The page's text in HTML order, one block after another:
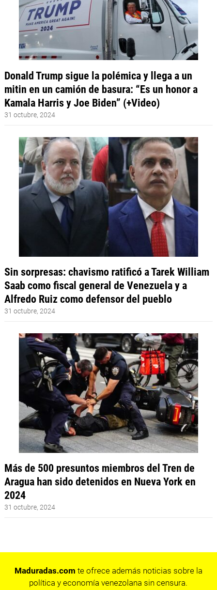
Donald Trump sigue la polémica y llega a un
mitin en un camión de basura: “Es un honor a
Kamala Harris y Joe Biden” (+Video)
31 octubre, 2024
Sin sorpresas: chavismo ratificó a Tarek William
Saab como fiscal general de Venezuela y a
Alfredo Ruiz como defensor del pueblo
31 octubre, 2024
Más de 500 presuntos miembros del Tren de
Aragua han sido detenidos en Nueva York en
2024
31 octubre, 2024
Maduradas.com te ofrece además noticias sobre la
política y economía venezolana sin censura.